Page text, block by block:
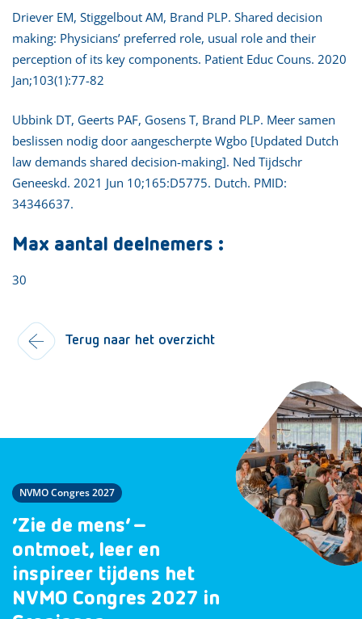
Driever EM, Stiggelbout AM, Brand PLP. Shared decision
making: Physicians’ preferred role, usual role and their
perception of its key components. Patient Educ Couns. 2020
Jan;103(1):77-82
Ubbink DT, Geerts PAF, Gosens T, Brand PLP. Meer samen
beslissen nodig door aangescherpte Wgbo [Updated Dutch
law demands shared decision-making]. Ned Tijdschr
Geneeskd. 2021 Jun 10;165:D5775. Dutch. PMID:
34346637.
Max aantal deelnemers :
30
Terug naar het overzicht
NVMO Congres 2027
‘Zie de mens’ –
ontmoet, leer en
inspireer tijdens het
NVMO Congres 2027 in